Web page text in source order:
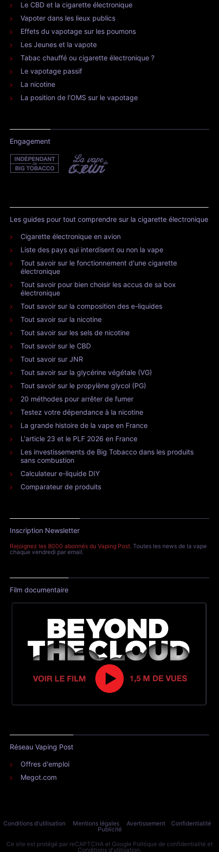
Le CBD et la cigarette électronique
Vapoter dans les lieux publics
Effets du vapotage sur les poumons
Les Jeunes et la vapote
Tabac chauffé ou cigarette électronique ?
Le vapotage passif
La nicotine
La position de l’OMS sur le vapotage
Engagement
Les guides pour tout comprendre sur la cigarette électronique
Cigarette électronique en avion
Liste des pays qui interdisent ou non la vape
Tout savoir sur le fonctionnement d'une cigarette
électronique
Tout savoir pour bien choisir les accus de sa box
électronique
Tout savoir sur la composition des e-liquides
Tout savoir sur la nicotine
Tout savoir sur les sels de nicotine
Tout savoir sur le CBD
Tout savoir sur JNR
Tout savoir sur la glycérine végétale (VG)
Tout savoir sur le propylène glycol (PG)
20 méthodes pour arrêter de fumer
Testez votre dépendance à la nicotine
La grande histoire de la vape en France
L'article 23 et le PLF 2026 en France
Les investissements de Big Tobacco dans les produits
sans combustion
Calculateur e-liquide DIY
Comparateur de produits
Inscription Newsletter
Rejoignez les 8000 abonnés du Vaping Post. Toutes les news de la vape
chaque vendredi par email.
Film documentaire
Réseau Vaping Post
Offres d'emploi
Megot.com
Conditions d'utilisation Mentions légales Avertissement
Confidentialité
Publicité
Ce site est protégé par reCAPTCHA et Google Politique de confidentialité et
Conditions d'utilisation.